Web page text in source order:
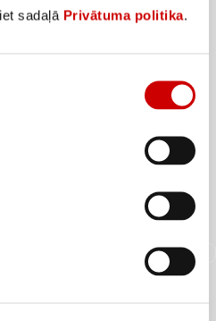
sadaļā Privātuma politika.